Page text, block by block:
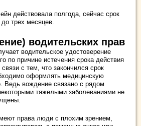
действовала полгода, сейчас срок
трех месяцев.
водительских прав
водительское удостоверение
по причине истечения срока действия
с тем, что закончился срок
оформлять медицинскую
Ведь вождение связано с рядом
тяжелыми заболеваниями не
права люди с плохим зрением,